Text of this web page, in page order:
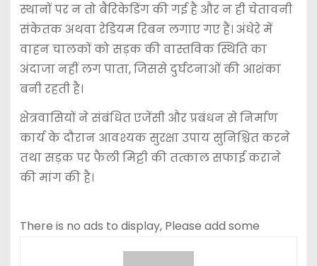
स्थानों पर न तो बैरिकेडिंग की गई है और न ही चेतावनी
संकेतक अथवा रेडियम रिबन लगाए गए हैं। अंधेरे में
वाहन चालकों को सड़क की वास्तविक स्थिति का
अंदाजा नहीं लग पाता, जिससे दुर्घटनाओं की आशंका
बनी रहती है।
क्षेत्रवासियों ने संबंधित एजेंसी और प्रबंधन से निर्माण
कार्य के दौरान आवश्यक सुरक्षा उपाय सुनिश्चित करने
तथा सड़क पर फैली मिट्टी की तत्काल सफाई कराने
की मांग की है।
There is no ads to display, Please add some